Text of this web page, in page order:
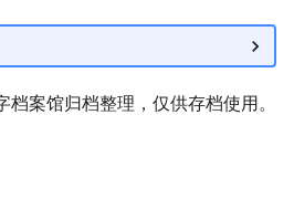
案馆归档整理，仅供存档使用。